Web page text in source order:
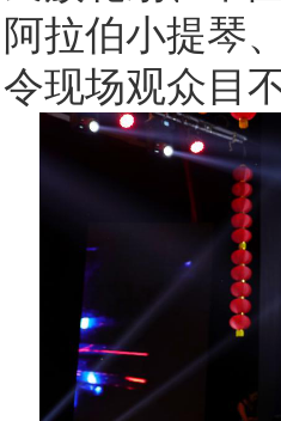
拉伯小提琴
现场观众目